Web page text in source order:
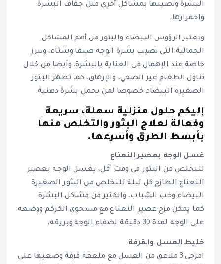
البشرة وتصيبها بمشاكل أخرى مثل جفاف البشرة
واحمرارها.
وتعتبر الرؤوس البيضاء والبثور من أهم المشاكل
الجمالية التى تصيب بشرة الوجه صيفا وشتاء، وتبرز
خاصة عند الإهمال فى العناية بالبشرة، وأيضا من خلال
تناول الطعام غير الصحي، والإرهاق، كما تظهر البثور
الصغيرة البيضاء خصوصا لمن يحمل بشرة دهنية.
إليكم حلول منزلية سهلة، سريعة
وفعالة لعلاج البثور والتخلص منها
بأبسط الطرق وأسرعها.
غسل الوجه بعصير النعناع
للتخلص من البثور فى وقت أقل، يغسل الوجه بعصير
النعناع الطازج كل ليلة للتخلص من البثور الصغيرة
البيضاء وحب الشباب، والكثير من مشاكل البشرة.
كما يمكن مزج عصير النعناع مع مسحوق الكركم ووضعه
على الوجه لمدة 30 دقيقة لصفاء الوجه وبريقه.
خليط العسل والقرفة
امزجي 3 ملاعق من العسل مع ملعقة قرفة وضعيها على